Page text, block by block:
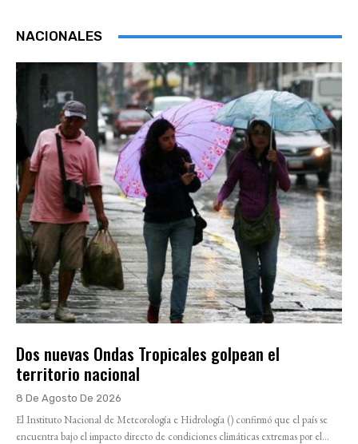
NACIONALES
Dos nuevas Ondas Tropicales golpean el
territorio nacional
8 De Agosto De 2026
El Instituto Nacional de Meteorología e Hidrología () confirmó que el país se
encuentra bajo el impacto directo de condiciones climáticas extremas por el...